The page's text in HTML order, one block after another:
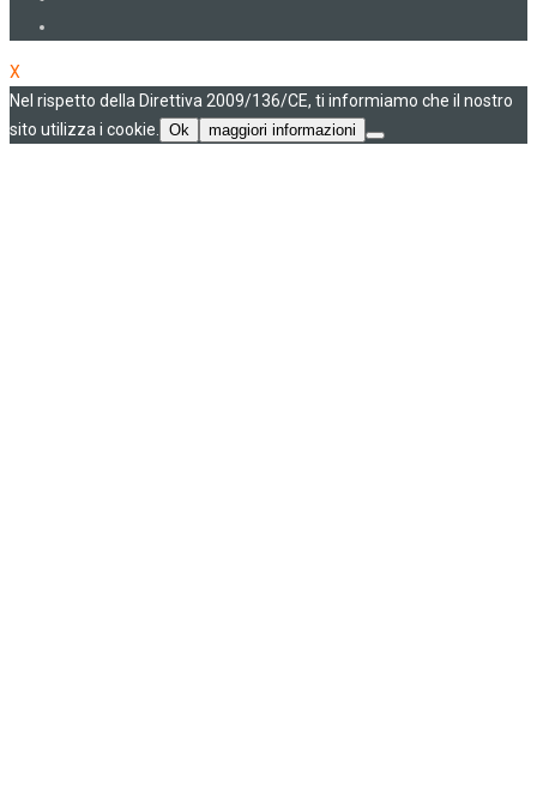
X
Nel rispetto della Direttiva 2009/136/CE, ti informiamo che il nostro
sito utilizza i cookie.
Ok maggiori informazioni